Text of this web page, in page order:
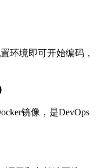
环境即可开始编码，
镜像，是DevOps